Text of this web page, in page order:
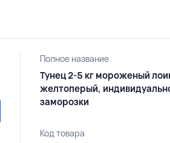
Полное название
Тунец 2-5 кг мороженый
желтоперый,
заморозки
Код товара